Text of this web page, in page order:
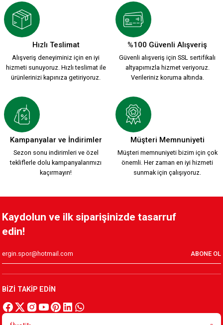
2.200,00 TL
HUMMEL 2026-2027 YENİ SEZON KARŞIYAKA KREM
2.200,00 TL
ÇUBUKLU TARAFTAR FORMASI
749,90 TL
HUMMEL ZÜBEYDE ANA FUTBOL HUMMEL BEYAZ FUTBOL
1.700,00 TL
Hızlı Teslimat
Alışveriş deneyiminiz için en iyi
hizmeti sunuyoruz. Hızlı teslimat ile
ürünlerinizi kapınıza getiriyoruz.
%100 Güvenli Alışveriş
Güvenli alışveriş için SSL sertifikalı
altyapımızla hizmet veriyoruz.
Verileriniz koruma altında.
Kampanyalar ve İndirimler
Sezon sonu indirimleri ve özel
tekliflerle dolu kampanyalarımızı
kaçırmayın!
Müşteri Memnuniyeti
Müşteri memnuniyeti bizim için çok
önemli. Her zaman en iyi hizmeti
sunmak için çalışıyoruz.
Kaydolun ve ilk siparişinizde tasarruf
edin!
ABONE OL
BİZİ TAKİP EDİN